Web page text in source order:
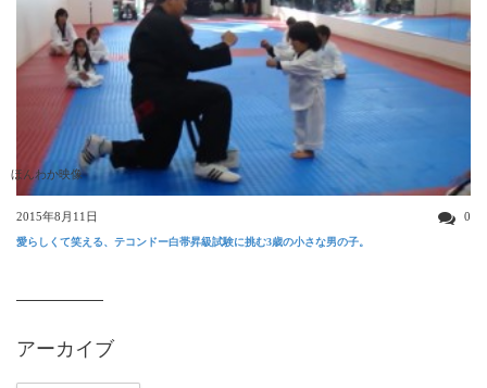
ほんわか映像
2015年8月11日 0
愛らしくて笑える、テコンドー白帯昇級試験に挑む3歳の小さな男の子。
アーカイブ